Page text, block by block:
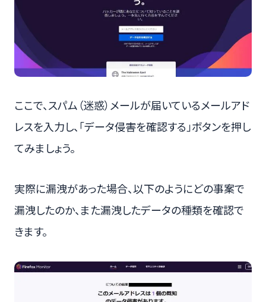
ここで、スパム（迷惑）メールが届いているメールアド
レスを入力し、「データ侵害を確認する」ボタンを押し
てみましょう。
実際に漏洩があった場合、以下のようにどの事案で
漏洩したのか、また漏洩したデータの種類を確認で
きます。